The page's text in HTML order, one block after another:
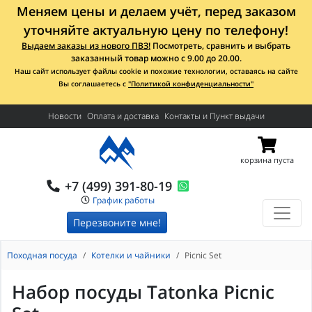
Меняем цены и делаем учёт, перед заказом
уточняйте актуальную цену по телефону!
Выдаем заказы из нового ПВЗ! Посмотреть, сравнить и выбрать
заказанный товар можно с 9.00 до 20.00.
Наш сайт использует файлы cookie и похожие технологии, оставаясь на сайте
Вы соглашаетесь с "Политикой конфиденциальности"
Новости Оплата и доставка Контакты и Пункт выдачи
+7 (499) 391-80-19
График работы
Перезвоните мне!
корзина пуста
Походная посуда Котелки и чайники Picnic Set
Набор посуды Tatonka Picnic